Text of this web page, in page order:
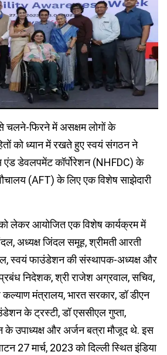
चलने-फिरने में असक्षम लोगों के
को ध्यान में रखते हुए स्वयं संगठन ने
डेवलपमेंट कॉर्पोरेशन (NHFDC) के‌
(AFT) के‌ लिए‌ एक विशेष साझेदारी
को लेकर आयोजित एक विशेष कार्यक्रम में
अध्यक्ष जिंदल समूह, श्रीमती आरती
स्वयं फाउंडेशन की संस्थापक-अध्यक्ष और
निदेशक, श्री राजेश अग्रवाल, सचिव,
कल्याण मंत्रालय, भारत सरकार, डॉ डीएन
के ट्रस्टी, डॉ एससीएल गुप्ता,
उपाध्यक्ष और अर्जन बत्रा मौजूद थे. इस‌
27 मार्च, 2023 को दिल्ली स्थित इंडिया